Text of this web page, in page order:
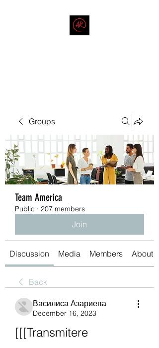
Groups
Team America
Public · 207 members
Join
Discussion Media Members About
Back
Василиса Азариева
December 16, 2023
[[[Transmitere